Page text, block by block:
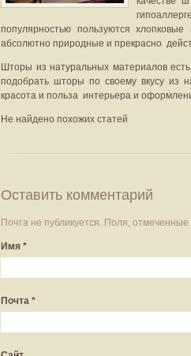
популярностью пользуются
абсолютно природные и прекрасно
Шторы из натуральных материалов
подобрать шторы по своему вкусу из
красота и польза интерьера и
Не найдено похожих статей
Оставить комментарий
Почта не публикуется. Поля, отмеченные
Имя *
Почта *